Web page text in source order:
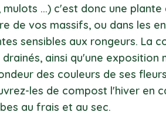
...) c'est donc une
de vos massifs, ou dans les
sensibles aux rongeurs. La
drainés, ainsi qu'une exposition
des couleurs de ses
les de compost l'hiver en
au frais et au sec.